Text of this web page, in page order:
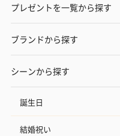
プレゼントを一覧から探す
ブランドから探す
シーンから探す
誕生日
結婚祝い